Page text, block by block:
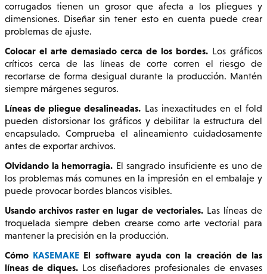
corrugados tienen un grosor que afecta a los pliegues y
dimensiones. Diseñar sin tener esto en cuenta puede crear
problemas de ajuste.
Colocar el arte demasiado cerca de los bordes. Los gráficos
críticos cerca de las líneas de corte corren el riesgo de
recortarse de forma desigual durante la producción. Mantén
siempre márgenes seguros.
Líneas de pliegue desalineadas. Las inexactitudes en el fold
pueden distorsionar los gráficos y debilitar la estructura del
encapsulado. Comprueba el alineamiento cuidadosamente
antes de exportar archivos.
Olvidando la hemorragia. El sangrado insuficiente es uno de
los problemas más comunes en la impresión en el embalaje y
puede provocar bordes blancos visibles.
Usando archivos raster en lugar de vectoriales.Las líneas de
troquelada siempre deben crearse como arte vectorial para
mantener la precisión en la producción.
Cómo KASEMAKE El software ayuda con la creación de las
líneas de diques.Los diseñadores profesionales de envases